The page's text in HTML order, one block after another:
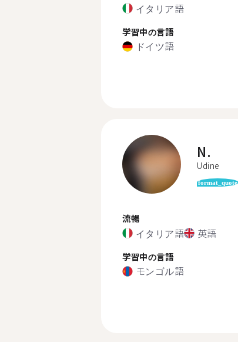
イタリア語
学習中の言語
ドイツ語
N.
Udine
format_quote
流暢
イタリア語 英語
学習中の言語
モンゴル語